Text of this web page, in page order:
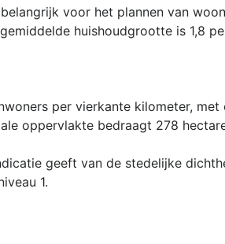
voor het plannen van
huishoudgrootte is 1,8
per vierkante kilometer,
oppervlakte bedraagt 278
geeft van de stedelijke
1.